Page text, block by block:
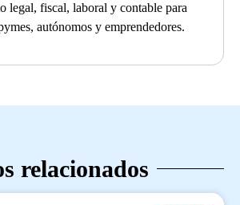
legal, fiscal, laboral y contable para
autónomos y emprendedores.
relacionados